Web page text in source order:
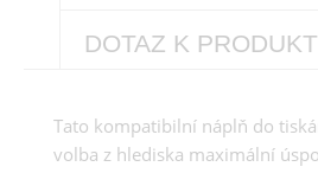
DOTAZ K
Tato kompatibilní náplň do
volba z hlediska maximální